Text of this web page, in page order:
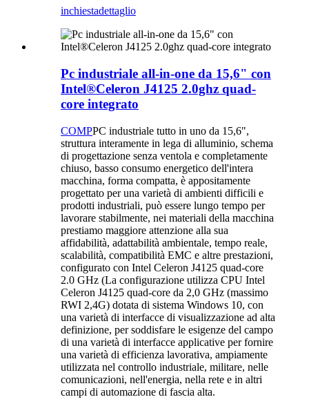
inchiestadettaglio
Pc industriale all-in-one da 15,6" con
Intel®Celeron J4125 2.0ghz quad-
core integrato
COMPPC industriale tutto in uno da 15,6",
struttura interamente in lega di alluminio, schema
di progettazione senza ventola e completamente
chiuso, basso consumo energetico dell'intera
macchina, forma compatta, è appositamente
progettato per una varietà di ambienti difficili e
prodotti industriali, può essere lungo tempo per
lavorare stabilmente, nei materiali della macchina
prestiamo maggiore attenzione alla sua
affidabilità, adattabilità ambientale, tempo reale,
scalabilità, compatibilità EMC e altre prestazioni,
configurato con Intel Celeron J4125 quad-core
2.0 GHz (La configurazione utilizza CPU Intel
Celeron J4125 quad-core da 2,0 GHz (massimo
RWI 2,4G) dotata di sistema Windows 10, con
una varietà di interfacce di visualizzazione ad alta
definizione, per soddisfare le esigenze del campo
di una varietà di interfacce applicative per fornire
una varietà di efficienza lavorativa, ampiamente
utilizzata nel controllo industriale, militare, nelle
comunicazioni, nell'energia, nella rete e in altri
campi di automazione di fascia alta.